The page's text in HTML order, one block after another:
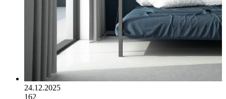
24.12.2025
162